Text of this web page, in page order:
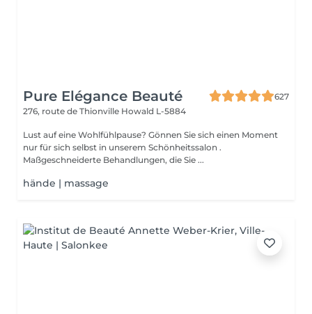
Pure Elégance Beauté
627
276, route de Thionville Howald L-5884
Lust auf eine Wohlfühlpause? Gönnen Sie sich einen Moment
nur für sich selbst in unserem Schönheitssalon .
Maßgeschneiderte Behandlungen, die Sie ...
hände | massage